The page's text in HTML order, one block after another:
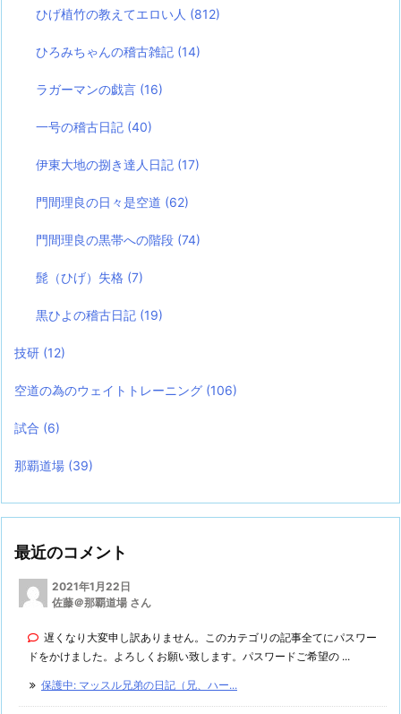
ひげ植竹の教えてエロい人 (812)
ひろみちゃんの稽古雑記 (14)
ラガーマンの戯言 (16)
一号の稽古日記 (40)
伊東大地の捌き達人日記 (17)
門間理良の日々是空道 (62)
門間理良の黒帯への階段 (74)
髭（ひげ）失格 (7)
黒ひよの稽古日記 (19)
技研 (12)
空道の為のウェイトトレーニング (106)
試合 (6)
那覇道場 (39)
最近のコメント
2021年1月22日
佐藤＠那覇道場 さん
遅くなり大変申し訳ありません。このカテゴリの記事全てにパスワー
ドをかけました。よろしくお願い致します。パスワードご希望の ...
保護中: マッスル兄弟の日記（兄、ハー...